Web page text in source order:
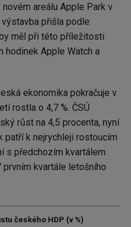
areálu Apple Park v
přišla podle
měl při této příležitosti
hodinek Apple Watch a
ekonomika pokračuje v
rostla o 4,7 %. ČSÚ
růst na 4,5 procenta, nyní
patří k nejrychleji rostoucím
s předchozím kvartálem
kvartále letošního
českého HDP (v %)